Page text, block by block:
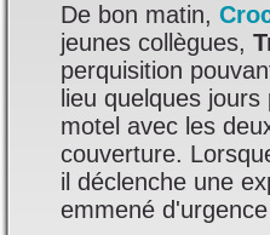
De bon matin,
jeunes collègues,
perquisition
lieu quelques
motel avec les
couverture.
il déclenche une
emmené